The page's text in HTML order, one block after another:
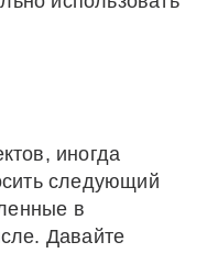
иногда
следующий
в
Давайте